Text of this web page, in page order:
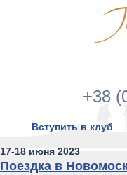
+38
Вступить в клуб
17-18 июня 2023
Поездка в